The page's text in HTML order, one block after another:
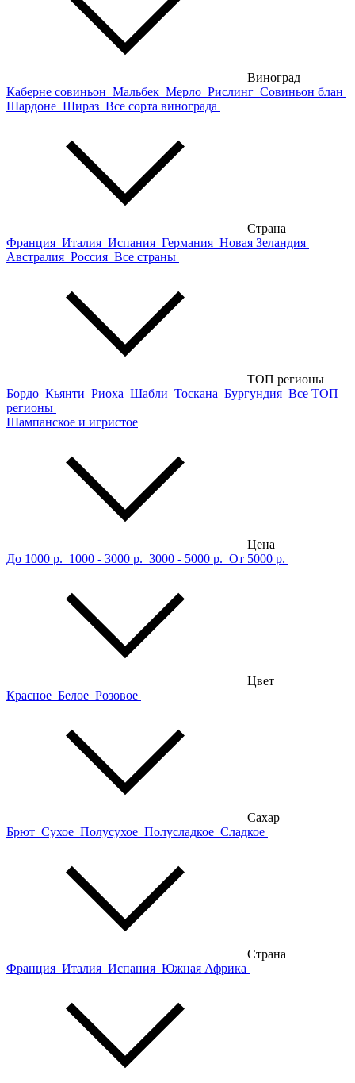
Виноград
Каберне совиньон Мальбек Мерло Рислинг Совиньон блан
Шардоне Шираз Все сорта винограда
Страна
Франция Италия Испания Германия Новая Зеландия
Австралия Россия Все страны
ТОП регионы
Бордо Кьянти Риоха Шабли Тоскана Бургундия Все ТОП
регионы
Шампанское и игристое
Цена
До 1000 р. 1000 - 3000 р. 3000 - 5000 р. От 5000 р.
Цвет
Красное Белое Розовое
Сахар
Брют Сухое Полусухое Полусладкое Сладкое
Страна
Франция Италия Испания Южная Африка